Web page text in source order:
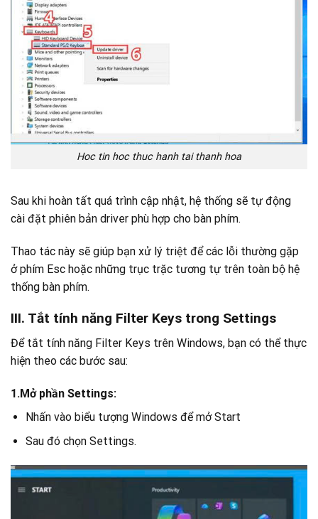
Hoc tin hoc thuc hanh tai thanh hoa
Sau khi hoàn tất quá trình cập nhật, hệ thống sẽ tự động
cài đặt phiên bản driver phù hợp cho bàn phím.
Thao tác này sẽ giúp bạn xử lý triệt để các lỗi thường gặp
ở phím Esc hoặc những trục trặc tương tự trên toàn bộ hệ
thống bàn phím.
III. Tắt tính năng Filter Keys trong Settings
Để tắt tính năng Filter Keys trên Windows, bạn có thể thực
hiện theo các bước sau:
1.Mở phần Settings:
Nhấn vào biểu tượng Windows để mở Start
Sau đó chọn Settings.